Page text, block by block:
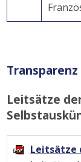
Transparenz
Leitsätze
Leitsätze